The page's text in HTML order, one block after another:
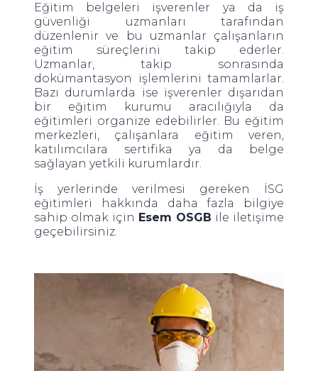
Eğitim belgeleri işverenler ya da iş
güvenliği uzmanları tarafından
düzenlenir ve bu uzmanlar çalışanların
eğitim süreçlerini takip ederler.
Uzmanlar, takip sonrasında
dokümantasyon işlemlerini tamamlarlar.
Bazı durumlarda ise işverenler dışarıdan
bir eğitim kurumu aracılığıyla da
eğitimleri organize edebilirler. Bu eğitim
merkezleri, çalışanlara eğitim veren,
katılımcılara sertifika ya da belge
sağlayan yetkili kurumlardır.
İş yerlerinde verilmesi gereken İSG
eğitimleri hakkında daha fazla bilgiye
sahip olmak için Esem OSGB ile iletişime
geçebilirsiniz.